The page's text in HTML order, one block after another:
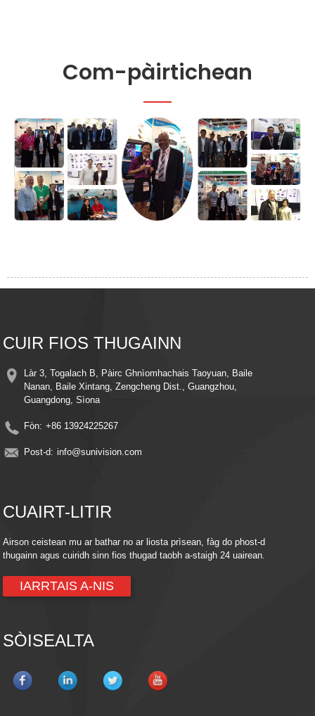
Com-pàirtichean
CUIR FIOS THUGAINN
Làr 3, Togalach B, Pàirc Ghnìomhachais Taoyuan, Baile
Nanan, Baile Xintang, Zengcheng Dist., Guangzhou,
Guangdong, Sìona
Fòn: +86 13924225267
Post-d: info@sunivision.com
CUAIRT-LITIR
Airson ceistean mu ar bathar no ar liosta prìsean, fàg do phost-d
thugainn agus cuiridh sinn fios thugad taobh a-staigh 24 uairean.
IARRTAIS A-NIS
SÒISEALTA